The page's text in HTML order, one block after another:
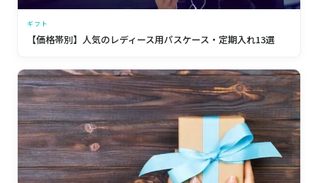
ギフト
【価格帯別】人気のレディース用パスケース・定期入れ13選